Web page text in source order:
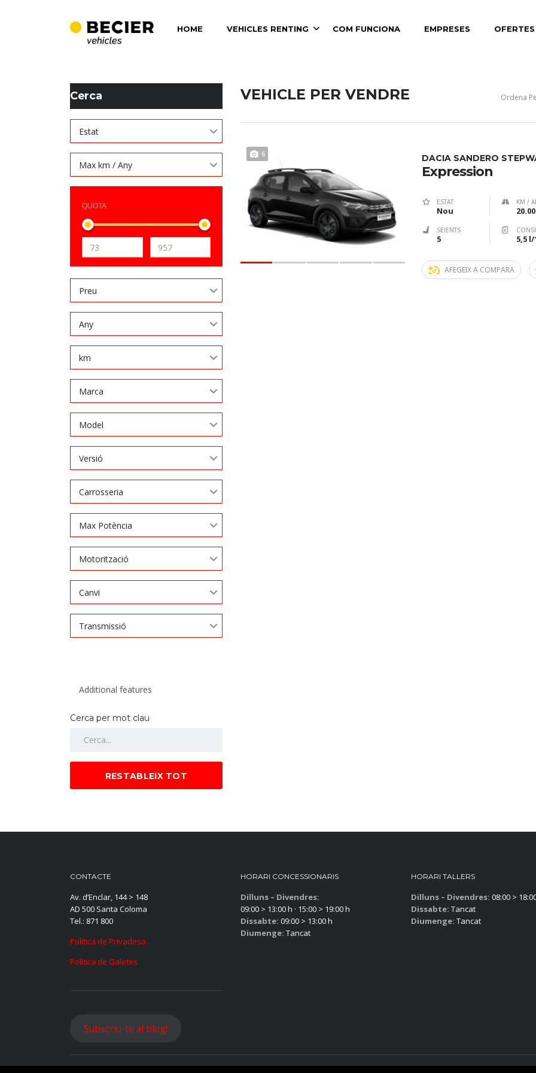
HOME VEHICLES RENTING COM FUNCIONA EMPRESES
BECIER MOBILITAT
Cerca
Estat
Max km / Any
QUOTA
Preu
Any
km
Marca
Model
Versió
Carrosseria
Max Potència
Motorització
Canvi
Transmissió
Cerca per mot clau
RESTABLEIX TOT
VEHICLE PER VENDRE Ordena
6 DACIA SANDERO
Expression
ESTAT
Nou
KM /
SEIENTS
5 5,5
AFEGEIX A COMPARA
CONTACTE
Av. d’Enclar, 144 > 148
AD 500 Santa Coloma
Tel.: 871 800
Política de Privadesa
Política de Galetes
HORARI CONCESSIONARIS
Dilluns – Divendres:
09:00 > 13:00 h · 15:00 > 19:00 h
Dissabte: 09:00 > 13:00 h
Diumenge: Tancat
HORARI TALLERS
Dilluns – Divendres: 08:00 >
Dissabte: Tancat
Diumenge: Tancat
Subscriu-te al blog!